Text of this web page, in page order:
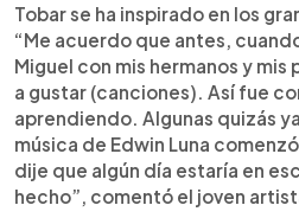
Tobar se ha inspirado en los
“Me acuerdo que antes,
Miguel con mis hermanos y
a gustar (canciones). Así fue
aprendiendo. Algunas quizás
música de Edwin Luna
dije que algún día estaría en
hecho”, comentó el joven